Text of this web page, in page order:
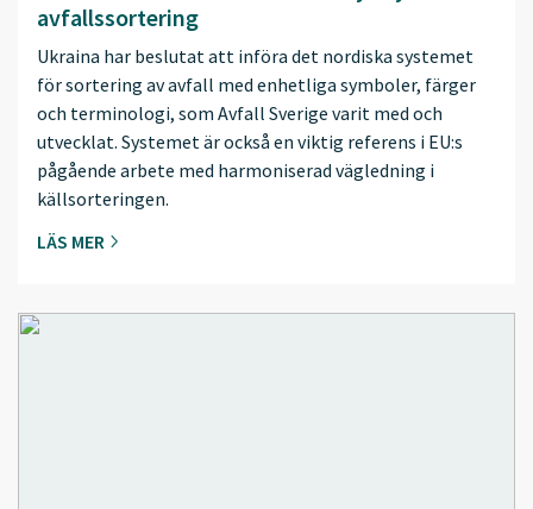
avfallssortering
Ukraina har beslutat att införa det nordiska systemet
för sortering av avfall med enhetliga symboler, färger
och terminologi, som Avfall Sverige varit med och
utvecklat. Systemet är också en viktig referens i EU:s
pågående arbete med harmoniserad vägledning i
källsorteringen.
LÄS MER